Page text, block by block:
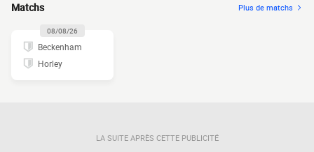
Matchs Plus de matchs
08/08/26
Beckenham
Horley
LA SUITE APRÈS CETTE PUBLICITÉ